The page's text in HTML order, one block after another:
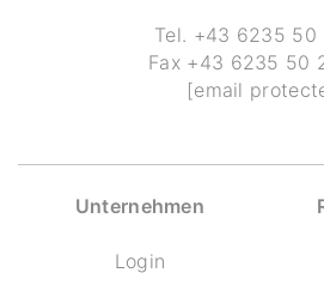
Tel. +43 6235 50
Fax +43 6235 50
[email
Unternehmen
Login